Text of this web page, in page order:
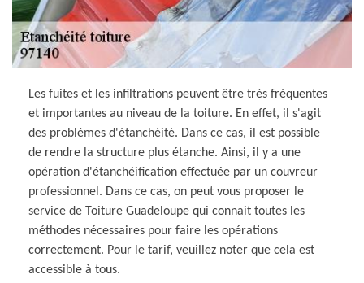
Les fuites et les infiltrations peuvent être très fréquentes
et importantes au niveau de la toiture. En effet, il s'agit
des problèmes d'étanchéité. Dans ce cas, il est possible
de rendre la structure plus étanche. Ainsi, il y a une
opération d'étanchéification effectuée par un couvreur
professionnel. Dans ce cas, on peut vous proposer le
service de Toiture Guadeloupe qui connait toutes les
méthodes nécessaires pour faire les opérations
correctement. Pour le tarif, veuillez noter que cela est
accessible à tous.